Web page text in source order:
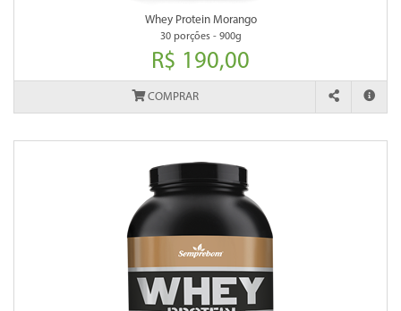
Whey Protein Morango
30 porções - 900g
R$ 190,00
COMPRAR